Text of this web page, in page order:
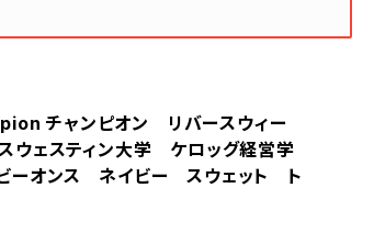
チャンピオン リバースウィー
ウェスティン大学 ケロッグ経営学
オンス ネイビー スウェット ト